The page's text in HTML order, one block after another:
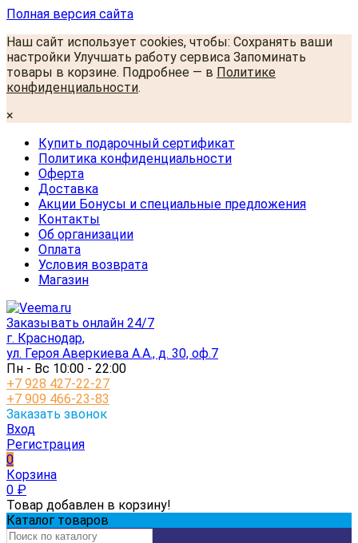
Полная версия сайта
Наш сайт использует cookies, чтобы: Сохранять ваши
настройки Улучшать работу сервиса Запоминать
товары в корзине. Подробнее — в Политике
конфиденциальности.
×
Купить подарочный сертификат
Политика конфиденциальности
Оферта
Доставка
Акции Бонусы и специальные предложения
Контакты
Об организации
Оплата
Условия возврата
Магазин
Заказывать онлайн 24/7
г. Краснодар,
ул. Героя Аверкиева А.А., д. 30, оф.7
Пн - Вс 10:00 - 22:00
+7 928 427-22-27
+7 909 466-23-83
Заказать звонок
Вход
Регистрация
0
Корзина
0 ₽
Товар добавлен в корзину!
Каталог товаров